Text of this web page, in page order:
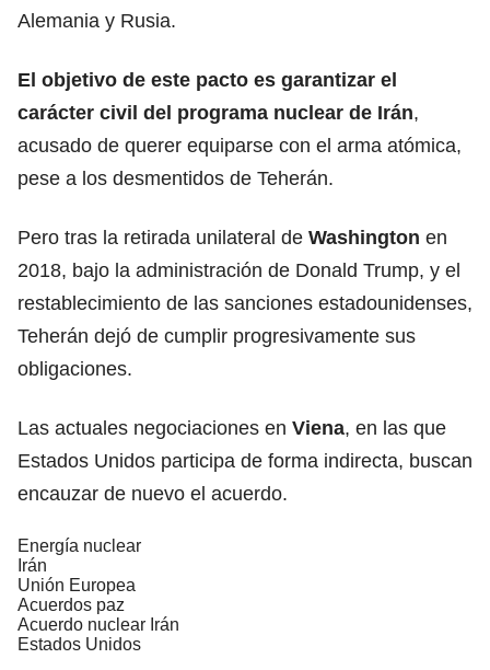
Alemania y Rusia.
El objetivo de este pacto es garantizar el
carácter civil del programa nuclear de Irán,
acusado de querer equiparse con el arma atómica,
pese a los desmentidos de Teherán.
Pero tras la retirada unilateral de Washington en
2018, bajo la administración de Donald Trump, y el
restablecimiento de las sanciones estadounidenses,
Teherán dejó de cumplir progresivamente sus
obligaciones.
Las actuales negociaciones en Viena, en las que
Estados Unidos participa de forma indirecta, buscan
encauzar de nuevo el acuerdo.
Energía nuclear
Irán
Unión Europea
Acuerdos paz
Acuerdo nuclear Irán
Estados Unidos